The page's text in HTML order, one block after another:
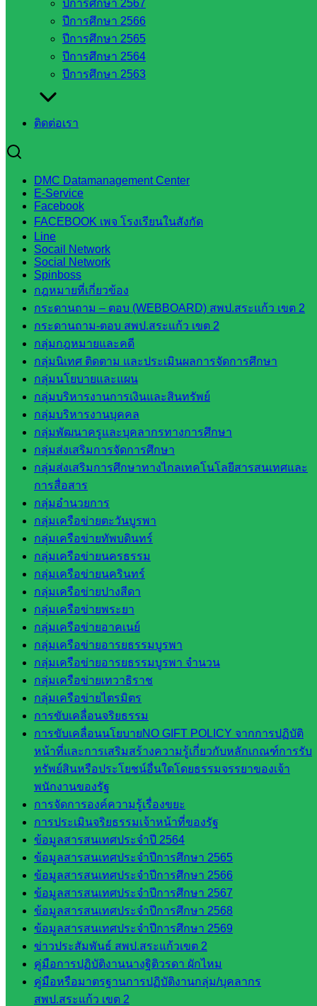
ปีการศึกษา 2567
ปีการศึกษา 2566
ปีการศึกษา 2565
ปีการศึกษา 2564
ปีการศึกษา 2563
ติดต่อเรา
DMC Datamanagement Center
E-Service
Facebook
FACEBOOK เพจ โรงเรียนในสังกัด
Line
Socail Network
Social Network
Spinboss
กฎหมายที่เกี่ยวข้อง
กระดานถาม – ตอบ (WEBBOARD) สพป.สระแก้ว เขต 2
กระดานถาม-ตอบ สพป.สระแก้ว เขต 2
กลุ่มกฎหมายและคดี
กลุ่มนิเทศ ติดตาม และประเมินผลการจัดการศึกษา
กลุ่มนโยบายและแผน
กลุ่มบริหารงานการเงินและสินทรัพย์
กลุ่มบริหารงานบุคคล
กลุ่มพัฒนาครูและบุคลากรทางการศึกษา
กลุ่มส่งเสริมการจัดการศึกษา
กลุ่มส่งเสริมการศึกษาทางไกลเทคโนโลยีสารสนเทศและ
การสื่อสาร
กลุ่มอำนวยการ
กลุ่มเครือข่ายตะวันบูรพา
กลุ่มเครือข่ายทัพบดินทร์
กลุ่มเครือข่ายนครธรรม
กลุ่มเครือข่ายนครินทร์
กลุ่มเครือข่ายปางสีดา
กลุ่มเครือข่ายพระยา
กลุ่มเครือข่ายอาคเนย์
กลุ่มเครือข่ายอารยธรรมบูรพา
กลุ่มเครือข่ายอารยธรรมบูรพา จำนวน
กลุ่มเครือข่ายเทวาธิราช
กลุ่มเครือข่ายไตรมิตร
การขับเคลื่อนจริยธรรม
การขับเคลื่อนนโยบายNO GIFT POLICY จากการปฏิบัติ
หน้าที่และการเสริมสร้างความรู้เกี่ยวกับหลักเกณฑ์การรับ
ทรัพย์สินหรือประโยชน์อื่นใดโดยธรรมจรรยาของเจ้า
พนักงานของรัฐ
การจัดการองค์ความรู้เรื่องขยะ
การประเมินจริยธรรมเจ้าหน้าที่ของรัฐ
ข้อมูลสารสนเทศประจำปี 2564
ข้อมูลสารสนเทศประจำปีการศึกษา 2565
ข้อมูลสารสนเทศประจำปีการศึกษา 2566
ข้อมูลสารสนเทศประจำปีการศึกษา 2567
ข้อมูลสารสนเทศประจำปีการศึกษา 2568
ข้อมูลสารสนเทศประจำปีการศึกษา 2569
ข่าวประสัมพันธ์ สพป.สระแก้วเขต 2
คู่มือการปฏิบัติงานนางฐิติวรดา ผักไหม
คู่มือหรือมาตรฐานการปฏิบัติงานกลุ่ม/บุคลากร
สพป.สระแก้ว เขต 2
วังน้ำเย็น
กศน.สระแก้ว
เว็บไซต์
กลุ่มงาน
ใน
สำนักงาน
กลุ่
มอำนวย
การ
กลุ่ม
บริหาร
งานงาน
เงินและ
สินทรัพย์
กลุ่มน
โยบาย
และแผน
กลุ่มส่ง
เสริมการ
จัดการ
ศึกษา
กลุ่ม
บริหาร
งาน
บุคคล
กลุ่ม
พัฒนาครู
และบุ
คลากรฯ
กลุ่มนิ
เทศ
ติดตาม
และประ
เมินผลฯ
เว็บไซต์
หลักสูตร
ต้าน
ทุจริต
ห้อง
นิเทศ
ศน.นิพนธ์
พรมพิไล
ห้อง
นิเทศ
ศน.ชยา
ธิศ/
ศน.อัญชลี
ห้อง
นิเทศ
ดร.สราว
ดี เพ็งศรี
โคตร